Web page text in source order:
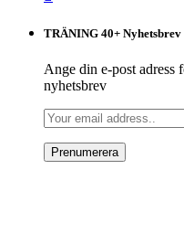
TRÄNING 40+ Nyhetsbrev
Ange din e-post adress
nyhetsbrev